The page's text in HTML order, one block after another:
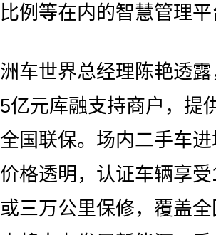
例等在内的智慧管理
世界总经理陈艳透露
亿元库融支持商户，提
国联保。场内二手车
格透明，认证车辆享
三万公里保修，覆盖